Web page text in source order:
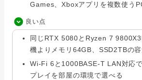
Games、Xboxアプリを複数使う
良い点
同じRTX 5080とRyzen 7
機よりメモリ64GB、SSD2TBの
Wi-Fi 6と1000BASE-T LAN対応
プレイを部屋の環境で選べる